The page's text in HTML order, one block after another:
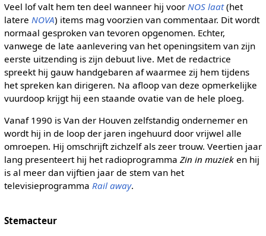
Veel lof valt hem ten deel wanneer hij voor NOS laat(het
latere NOVA) items mag voorzien van commentaar. Dit wordt
normaal gesproken van tevoren opgenomen. Echter,
vanwege de late aanlevering van het openingsitem van zijn
eerste uitzending is zijn debuut live. Met de redactrice
spreekt hij gauw handgebaren af waarmee zij hem tijdens
het spreken kan dirigeren. Na afloop van deze opmerkelijke
vuurdoop krijgt hij een staande ovatie van de hele ploeg.
Vanaf 1990 is Van der Houven zelfstandig ondernemer en
wordt hij in de loop der jaren ingehuurd door vrijwel alle
omroepen. Hij omschrijft zichzelf als zeer trouw. Veertien jaar
lang presenteert hij het radioprogramma Zin in muzieken hij
is al meer dan vijftien jaar de stem van het
televisieprogramma Rail away.
Stemacteur